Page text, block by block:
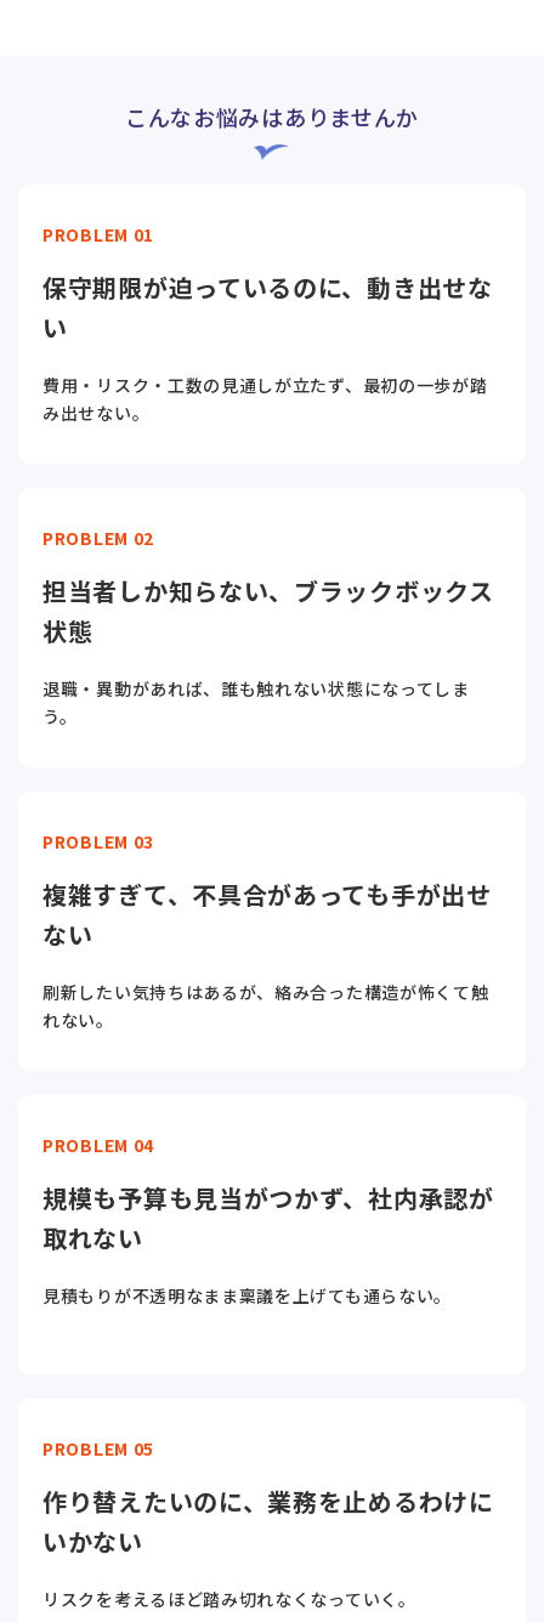
こんなお悩みはありませんか
PROBLEM 01
保守期限が迫っているのに、動き出せな
い
費用・リスク・工数の見通しが立たず、最初の一歩が踏
み出せない。
PROBLEM 02
担当者しか知らない、ブラックボックス
状態
退職・異動があれば、誰も触れない状態になってしま
う。
PROBLEM 03
複雑すぎて、不具合があっても手が出せ
ない
刷新したい気持ちはあるが、絡み合った構造が怖くて触
れない。
PROBLEM 04
規模も予算も見当がつかず、社内承認が
取れない
見積もりが不透明なまま稟議を上げても通らない。
PROBLEM 05
作り替えたいのに、業務を止めるわけに
いかない
リスクを考えるほど踏み切れなくなっていく。